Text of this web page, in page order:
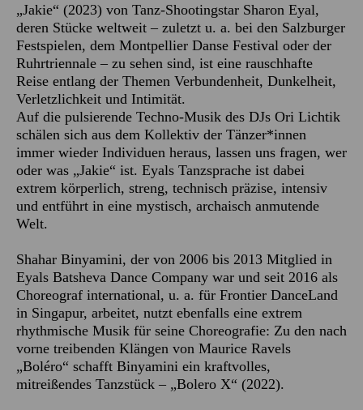
„Jakie“ (2023) von Tanz-Shootingstar Sharon Eyal,
deren Stücke weltweit – zuletzt u. a. bei den Salzburger
Festspielen, dem Montpellier Danse Festival oder der
Ruhrtriennale – zu sehen sind, ist eine rauschhafte
Reise entlang der Themen Verbundenheit, Dunkelheit,
Verletzlichkeit und Intimität.
Auf die pulsierende Techno-Musik des DJs Ori Lichtik
schälen sich aus dem Kollektiv der Tänzer*innen
immer wieder Individuen heraus, lassen uns fragen, wer
oder was „Jakie“ ist. Eyals Tanzsprache ist dabei
extrem körperlich, streng, technisch präzise, intensiv
und entführt in eine mystisch, archaisch anmutende
Welt.
Shahar Binyamini, der von 2006 bis 2013 Mitglied in
Eyals Batsheva Dance Company war und seit 2016 als
Choreograf international, u. a. für Frontier DanceLand
in Singapur, arbeitet, nutzt ebenfalls eine extrem
rhythmische Musik für seine Choreografie: Zu den nach
vorne treibenden Klängen von Maurice Ravels
„Boléro“ schafft Binyamini ein kraftvolles,
mitreißendes Tanzstück – „Bolero X“ (2022).